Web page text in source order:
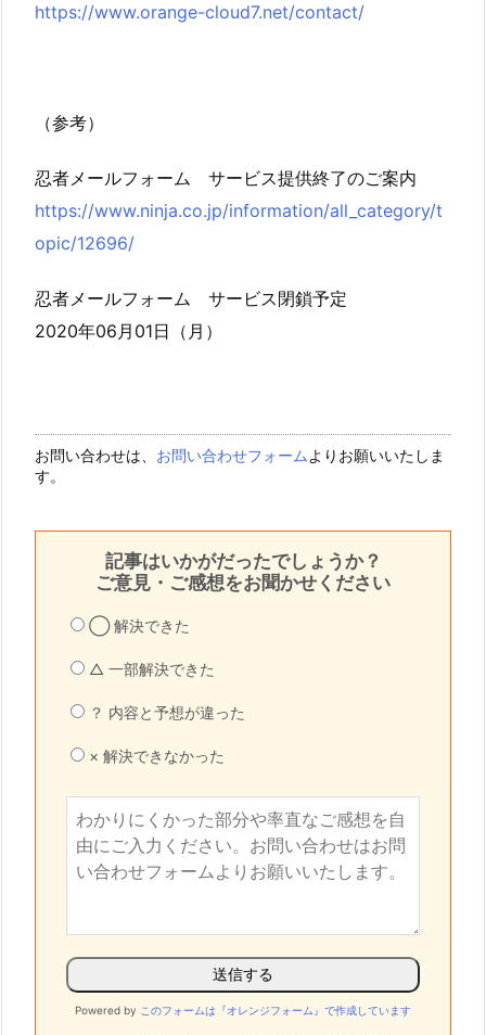
https://www.orange-cloud7.net/contact/
（参考）
忍者メールフォーム サービス提供終了のご案内
https://www.ninja.co.jp/information/all_category/t
opic/12696/
忍者メールフォーム サービス閉鎖予定
2020年06月01日（月）
お問い合わせは、 お問い合わせフォーム よりお願いいたしま
す。
記事はいかがだったでしょうか？
ご意見・ご感想をお聞かせください
◯ 解決できた
△ 一部解決できた
？ 内容と予想が違った
× 解決できなかった
Powered by このフォームは『オレンジフォーム』で作成しています